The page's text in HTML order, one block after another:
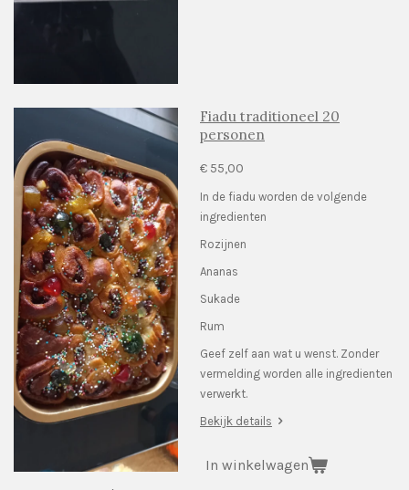
Fiadu traditioneel 20
personen
€ 55,00
In de fiadu worden de volgende
ingredienten
Rozijnen
Ananas
Sukade
Rum
Geef zelf aan wat u wenst. Zonder
vermelding worden alle ingredienten
verwerkt.
Bekijk details
In winkelwagen